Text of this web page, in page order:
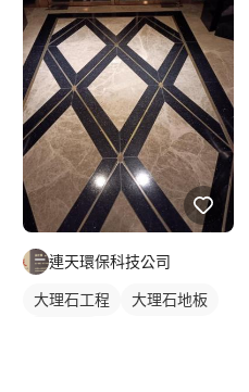
連天環保科技公司
大理石工程
大理石地板